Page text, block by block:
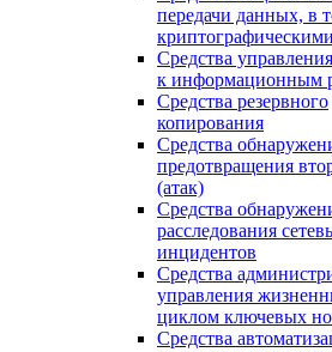
передачи данных, в
Средства
к информационным
Средства резервного
копирования
Средства
предотвращения
(атак)
Средства
расследования
инцидентов
Средства
управления
циклом ключевых
Средства